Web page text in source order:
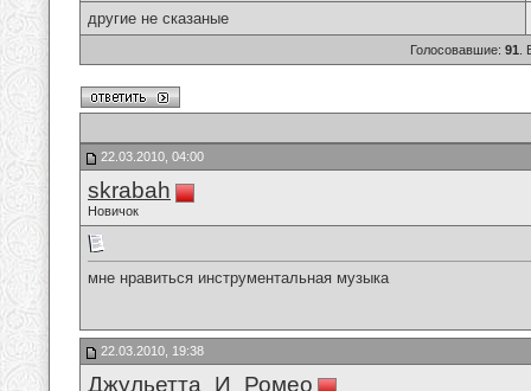
другие не сказаные
Голосовавшие: 91 .
22.03.2010, 04:00
skrabah
Новичок
мне нравиться инструментальная музыка
22.03.2010, 19:38
Джульетта_И_Ромео